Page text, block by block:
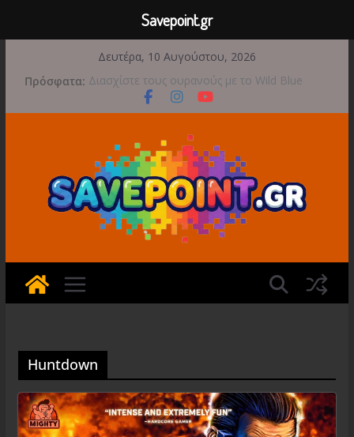
περιεχόμενο
Δευτέρα, 10 Αυγούστου, 2026
Πρόσφατα: Διασχίστε τους ουρανούς με το Wild Blue
Skies αυτό το φθινόπωρο
Διαθέσιμο το 1998: The Toll Keeper Story
Φθινοπωρινό Point and Click το Moomin:
Midsummer Madness
Μια φωτογραφική περιπέτεια συνεχίζεται στο
TOEM 2 για τις 29 Σεπτεμβρίου
Huntdown
Savepoint.gr